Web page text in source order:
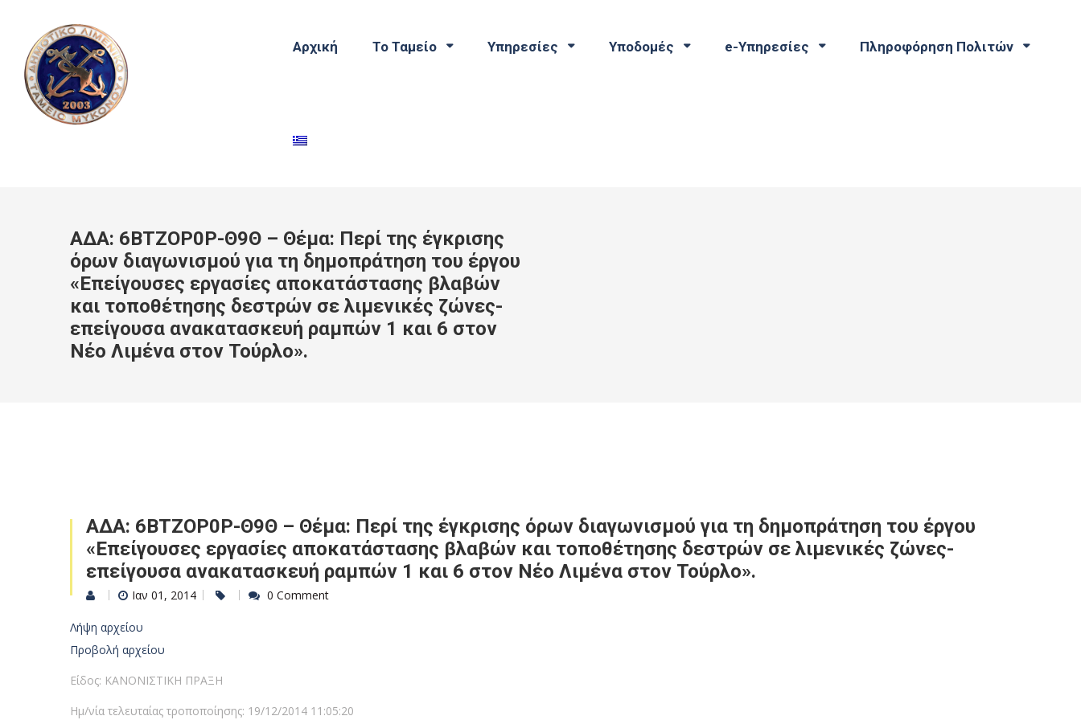
Αρχική Το Ταμείο Υπηρεσίες Υποδομές e-Υπηρεσίες Πληροφόρηση Πολιτών
ΑΔΑ: 6ΒΤΖΟΡ0Ρ-Θ9Θ – Θέμα: Περί της έγκρισης
όρων διαγωνισμού για τη δημοπράτηση του έργου
«Επείγουσες εργασίες αποκατάστασης βλαβών
και τοποθέτησης δεστρών σε λιμενικές ζώνες-
επείγουσα ανακατασκευή ραμπών 1 και 6 στον
Νέο Λιμένα στον Τούρλο».
ΑΔΑ: 6ΒΤΖΟΡ0Ρ-Θ9Θ – Θέμα: Περί της έγκρισης όρων διαγωνισμού για τη δημοπράτηση του έργου
«Επείγουσες εργασίες αποκατάστασης βλαβών και τοποθέτησης δεστρών σε λιμενικές ζώνες-
επείγουσα ανακατασκευή ραμπών 1 και 6 στον Νέο Λιμένα στον Τούρλο».
Ιαν 01, 2014 0 Comment
Λήψη αρχείου
Προβολή αρχείου
Είδος: ΚΑΝΟΝΙΣΤΙΚΗ ΠΡΑΞΗ
Ημ/νία τελευταίας τροποποίησης: 19/12/2014 11:05:20